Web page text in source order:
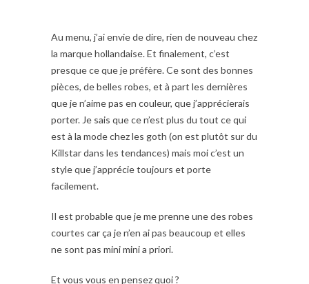
Au menu, j’ai envie de dire, rien de nouveau chez
la marque hollandaise. Et finalement, c’est
presque ce que je préfère. Ce sont des bonnes
pièces, de belles robes, et à part les dernières
que je n’aime pas en couleur, que j’apprécierais
porter. Je sais que ce n’est plus du tout ce qui
est à la mode chez les goth (on est plutôt sur du
Killstar dans les tendances) mais moi c’est un
style que j’apprécie toujours et porte
facilement.
Il est probable que je me prenne une des robes
courtes car ça je n’en ai pas beaucoup et elles
ne sont pas mini mini a priori.
Et vous vous en pensez quoi ?